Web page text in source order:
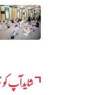
شایدآپ